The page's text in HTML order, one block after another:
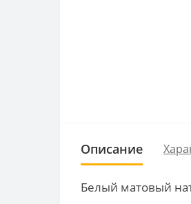
Описание
Белый матовый